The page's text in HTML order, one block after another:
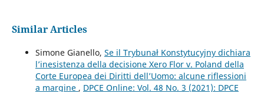
Similar Articles
Simone Gianello, Se il Trybunał Konstytucyjny dichiara
l’inesistenza della decisione Xero Flor v. Poland della
Corte Europea dei Diritti dell’Uomo: alcune riflessioni
a margine , DPCE Online: Vol. 48 No. 3 (2021): DPCE